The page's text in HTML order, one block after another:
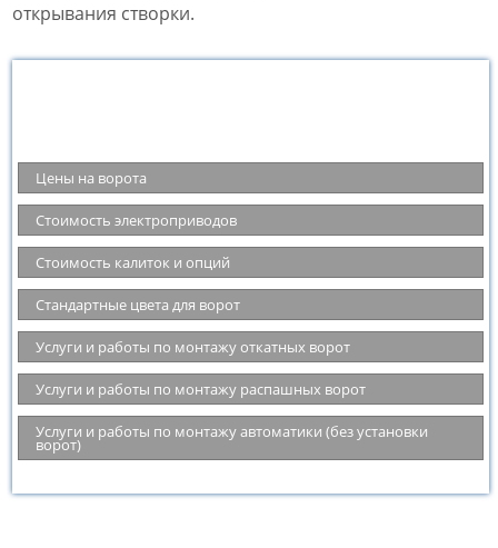
открывания створки.
Цены на ворота
Стоимость электроприводов
Стоимость калиток и опций
Стандартные цвета для ворот
Услуги и работы по монтажу откатных ворот
Услуги и работы по монтажу распашных ворот
Услуги и работы по монтажу автоматики (без установки
ворот)